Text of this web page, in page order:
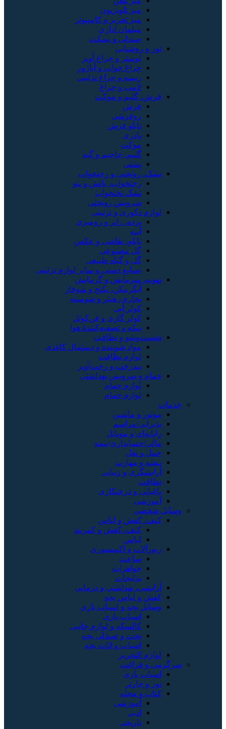
میز تلویزیون
میز تحریر و کامپیوتر
مبلمان اداری
صندلی و نیمکت
نور و روشنایی
لوستر و چراغ آویز
چراغ خواب و آباژور
ریسه و چراغ تزئینی
لامپ و چراغ
فرش، گلیم و موکت
فرش
روفرشی
تابلو فرش
پادری
موکت
گلیم، جاجیم و گبه
پشتی
تشک، روتختی و رختخواب
رختخواب، بالش و پتو
تشک تختخواب
سرویس روتختی
لوازم دکوری و تزئینی
پرده، رانر و رومیزی
آینه
تابلو، نقاشی و عکس
گل مصنوعی
گل و گیاه طبیعی
صنایع دستی و سایر لوازم تزئینی
تهویه، سرمایش و گرمایش
آبگرمکن، پکیج و شوفاژ
بخاری، هیتر و شومینه
کولر آبی
کولر گازی و فن‌کوئل
پنکه و تصفیه‌کنندهٔ هوا
شست‌وشو و نظافت
مواد شوینده و دستمال کاغذی
لوازم نظافت
بندرخت و رخت‌آویز
حمام و سرویس بهداشتی
لوازم حمام
لوازم حمام
خدمات
موتور و ماشین
پذیرایی/مراسم
رایانه‌ای و موبایل
مالی/حسابداری/بیمه
حمل و نقل
پیشه و مهارت
آرایشگری و زیبایی
نظافت
باغبانی و درختکاری
آموزشی
وسایل شخصی
کیف، کفش و لباس
کیف، کفش و کمربند
لباس
زیورآلات و اکسسوری
ساعت
جواهرات
بدلیجات
آرایشی، بهداشتی و درمانی
کفش و لباس بچه
وسایل بچه و اسباب بازی
اسباب بازی
کالسکه و لوازم جانبی
تخت و صندلی بچه
اسباب و اثاث بچه
لوازم التحریر
سرگرمی و فراغت
اسباب‌ بازی
تور و چارتر
کتاب و مجله
آموزشی
ادبی
تاریخی